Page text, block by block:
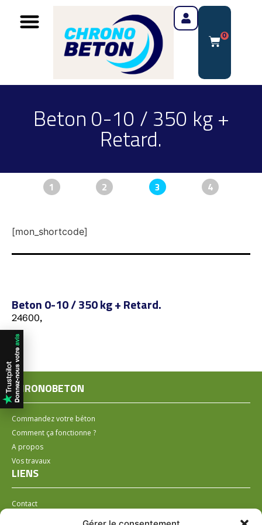
0
Beton 0-10 / 350 kg +
Retard.
1 2 3 4
[mon_shortcode]
Beton 0-10 / 350 kg + Retard.
24600,
CHRONOBETON
Commandez votre béton
Comment ça fonctionne ?
A propos
Vos travaux
LIENS
Contact